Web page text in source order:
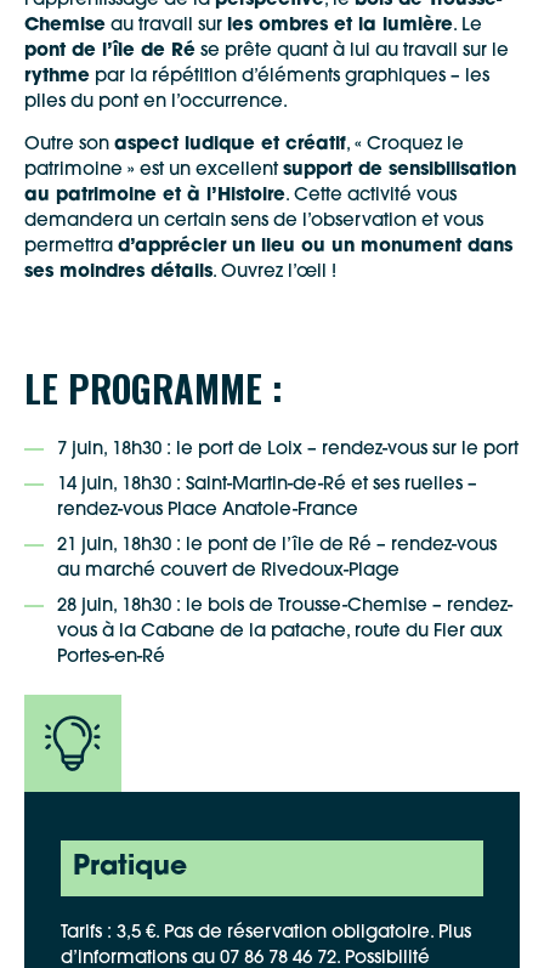
Chemise au travail sur les ombres et la lumière. Le
pont de l’île de Ré se prête quant à lui au travail sur le
rythme par la répétition d’éléments graphiques – les
piles du pont en l’occurrence.
Outre son aspect ludique et créatif, « Croquez le
patrimoine » est un excellent support de sensibilisation
au patrimoine et à l’Histoire. Cette activité vous
demandera un certain sens de l’observation et vous
permettra d’apprécier un lieu ou un monument dans
ses moindres détails. Ouvrez l’œil !
LE PROGRAMME :
7 juin, 18h30 : le port de Loix – rendez-vous sur le port
14 juin, 18h30 : Saint-Martin-de-Ré et ses ruelles –
rendez-vous Place Anatole-France
21 juin, 18h30 : le pont de l’île de Ré – rendez-vous
au marché couvert de Rivedoux-Plage
28 juin, 18h30 : le bois de Trousse-Chemise – rendez-
vous à la Cabane de la patache, route du Fier aux
Portes-en-Ré
Pratique
Tarifs : 3,5 €. Pas de réservation obligatoire. Plus
d’informations au 07 86 78 46 72. Possibilité